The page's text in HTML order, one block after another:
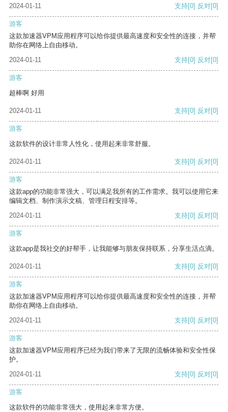
2024-01-11 支持[0] 反对[0]
游客
这款加速器VPM应用程序可以给你提供最高速度和安全性的连接，并帮
助你在网络上自由移动。
2024-01-11
支持[0] 反对[0]
游客
超棒啊 好用
2024-01-11 支持[0] 反对[0]
游客
这款软件的设计非常人性化，使用起来非常舒服。
2024-01-11 支持[0] 反对[0]
游客
这款app的功能非常强大，可以满足我所有的工作需求。我可以使用它来
编辑文档、制作演示文稿、管理日程安排等。
2024-01-11
支持[0] 反对[0]
游客
这款app是我社交的好帮手，让我能够与朋友保持联系，分享生活点滴。
2024-01-11 支持[0] 反对[0]
游客
这款加速器VPM应用程序可以给你提供最高速度和安全性的连接，并帮
助你在网络上自由移动。
2024-01-11
支持[0] 反对[0]
游客
这款加速器VPM应用程序已经为我们带来了无限的流畅体验和安全性保
护。
2024-01-11
支持[0] 反对[0]
游客
这款软件的功能非常强大，使用起来非常方便。